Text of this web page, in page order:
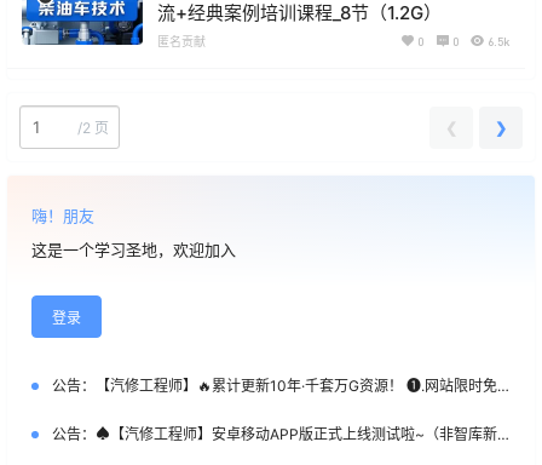
流+经典案例培训课程_8节（1.2G）
匿名贡献 0 0 6.5k
/2 页 ❮ ❯
嗨！朋友
这是一个学习圣地，欢迎加入
登录
公告： 【汽修工程师】🔥累计更新10年·千套万G资源！ ❶.网站限时免费注册！ ❷.新客首次SVIP特惠：￥365 ❸.老会员永久SVIP补：￥666 （名额50个，加微优先）【管理员】微DataAuto
公告： ♠【汽修工程师】安卓移动APP版正式上线测试啦~（非智库新系统）